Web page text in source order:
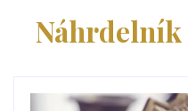
Náhrdelník